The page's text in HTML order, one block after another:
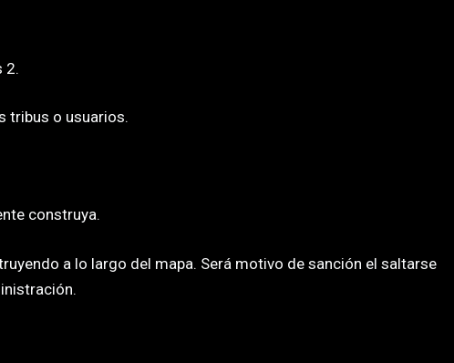
2.
tribus o usuarios.
construya.
a lo largo del mapa. Será motivo de sanción el saltarse